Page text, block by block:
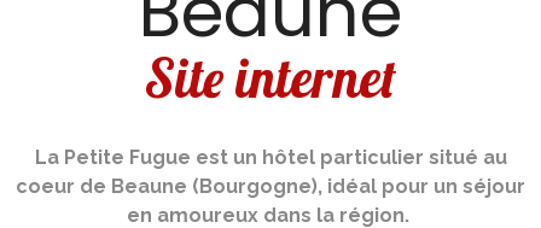
Site internet
La Petite Fugue est un hôtel particulier situé au
coeur de Beaune (Bourgogne), idéal pour un séjour
en amoureux dans la région.